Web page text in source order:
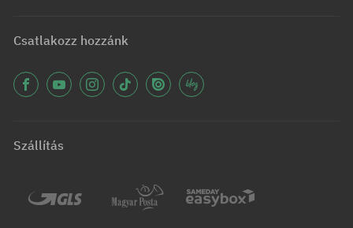
Csatlakozz hozzánk
Szállítás